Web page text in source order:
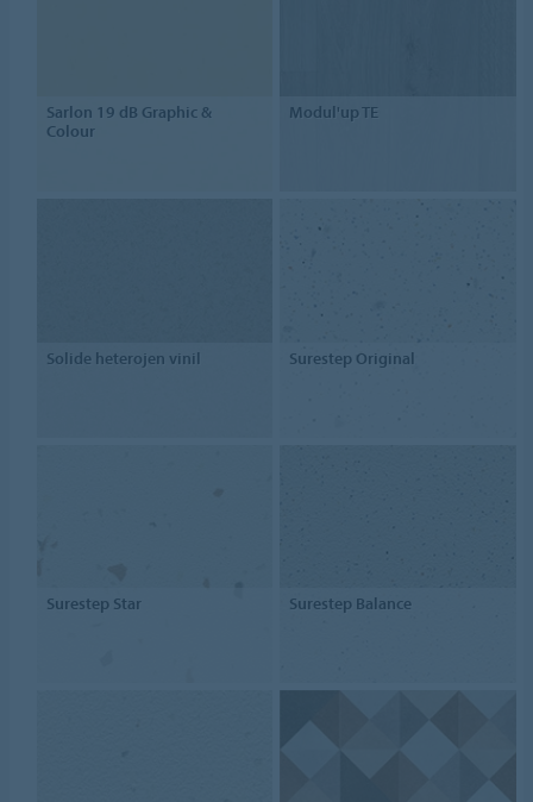
Sarlon 19 dB Graphic &
Colour
Modul'up TE
Solide heterojen vinil Surestep Original
Surestep Star Surestep Balance